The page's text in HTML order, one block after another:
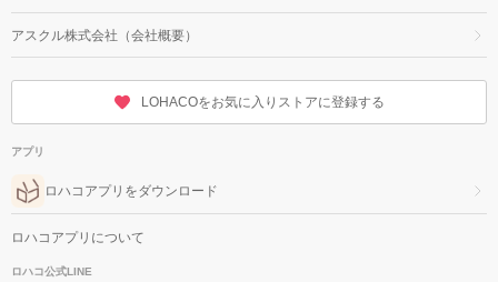
アスクル株式会社（会社概要）
LOHACOをお気に入りストアに登録する
アプリ
ロハコアプリをダウンロード
ロハコアプリについて
ロハコ公式LINE